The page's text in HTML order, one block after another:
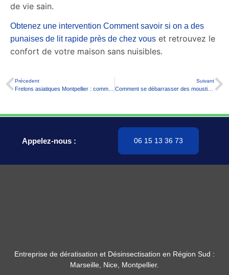
de vie sain.
Obtenez une intervention Comment savoir si on a des
punaises de lit rapide près de chez vous et retrouvez le
confort de votre maison sans nuisibles.
Précedent Suivant
Comment se débarrasser des moustiques naturellement ?
Appelez-nous : 06 15 13 36 73
Entreprise de dératisation et Désinsectisation en Région Sud :
Marseille, Nice, Montpellier.